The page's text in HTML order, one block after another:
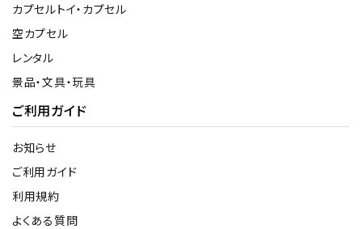
カプセルトイ・カプセル
空カプセル
レンタル
景品・文具・玩具
ご利用ガイド
お知らせ
ご利用ガイド
利用規約
よくある質問